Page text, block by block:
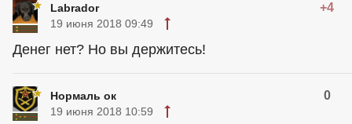
Labrador +4
19 июня 2018 09:49
Денег нет? Но вы держитесь!
Нормаль ок 0
19 июня 2018 10:59